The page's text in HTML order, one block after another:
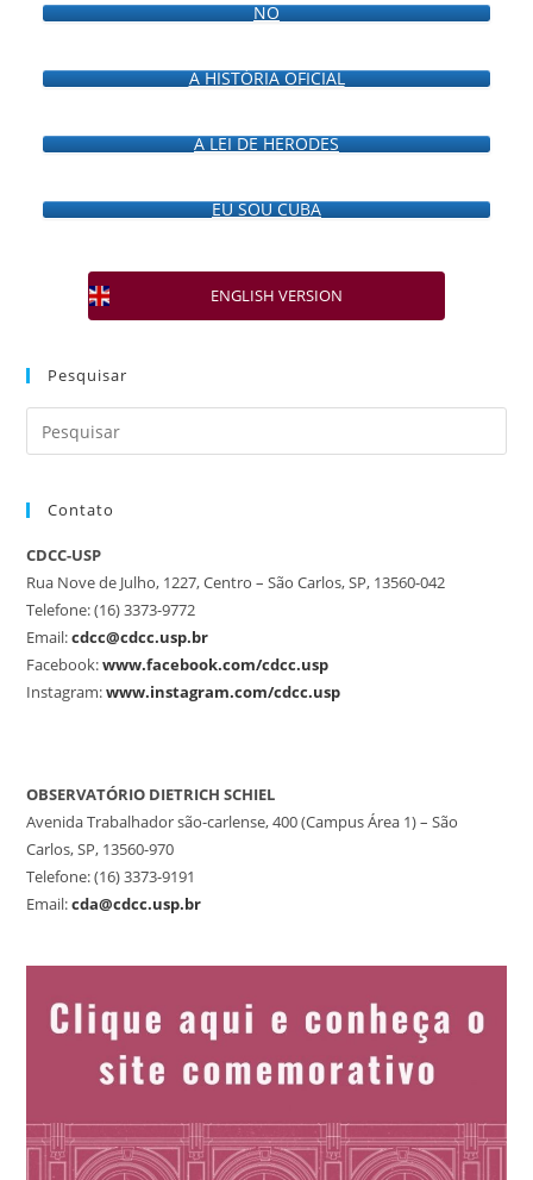
NO
A HISTÓRIA OFICIAL
A LEI DE HERODES
EU SOU CUBA
ENGLISH VERSION
Pesquisar
Contato
CDCC-USP
Rua Nove de Julho, 1227, Centro – São Carlos, SP, 13560-042
Telefone: (16) 3373-9772
Email:cdcc@cdcc.usp.br
Facebook:www.facebook.com/cdcc.usp
Instagram:www.instagram.com/cdcc.usp
OBSERVATÓRIO DIETRICH SCHIEL
Avenida Trabalhador são-carlense, 400 (Campus Área 1) – São
Carlos, SP, 13560-970
Telefone: (16) 3373-9191
Email:cda@cdcc.usp.br